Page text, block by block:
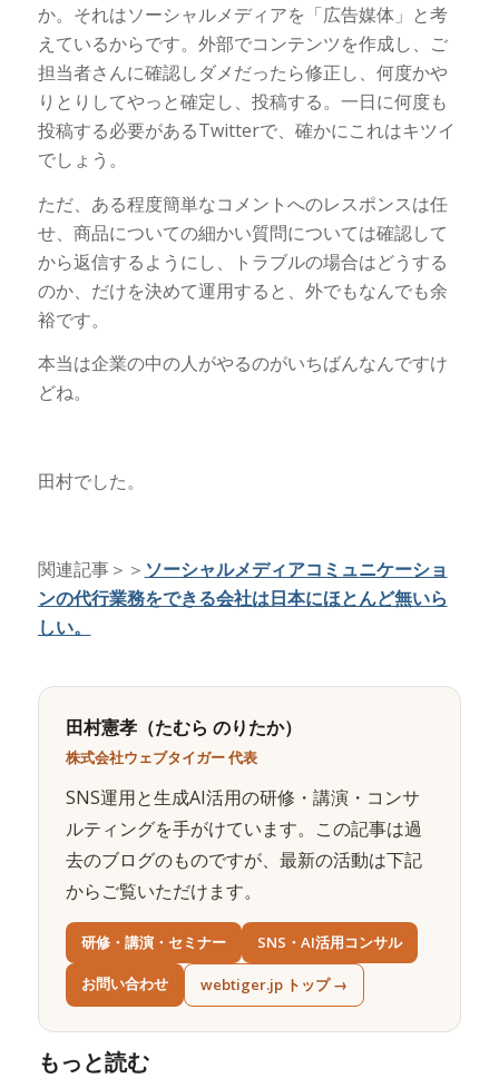
か。それはソーシャルメディアを「広告媒体」と考
えているからです。外部でコンテンツを作成し、ご
担当者さんに確認しダメだったら修正し、何度かや
りとりしてやっと確定し、投稿する。一日に何度も
投稿する必要があるTwitterで、確かにこれはキツイ
でしょう。
ただ、ある程度簡単なコメントへのレスポンスは任
せ、商品についての細かい質問については確認して
から返信するようにし、トラブルの場合はどうする
のか、だけを決めて運用すると、外でもなんでも余
裕です。
本当は企業の中の人がやるのがいちばんなんですけ
どね。
田村でした。
関連記事＞＞ ソーシャルメディアコミュニケーショ
ンの代行業務をできる会社は日本にほとんど無いら
しい。
田村憲孝（たむら のりたか）
株式会社ウェブタイガー 代表
SNS運用と生成AI活用の研修・講演・コンサ
ルティングを手がけています。この記事は過
去のブログのものですが、最新の活動は下記
からご覧いただけます。
研修・講演・セミナー SNS・AI活用コンサル
お問い合わせ webtiger.jp トップ →
もっと読む